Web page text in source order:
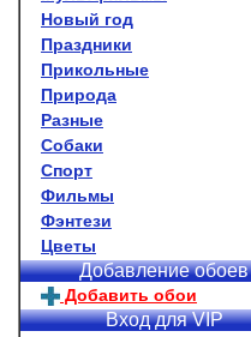
Новый год
Праздники
Прикольные
Природа
Разные
Собаки
Спорт
Фильмы
Фэнтези
Цветы
Добавление обоев
Добавить обои
Вход для VIP